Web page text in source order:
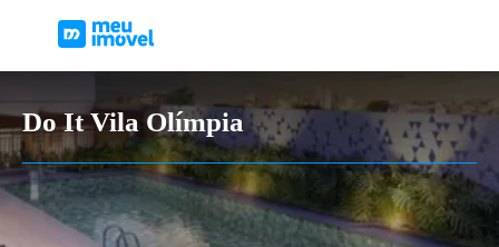
Do It Vila Olímpia